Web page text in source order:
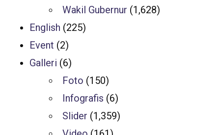
Wakil Gubernur (1,628)
English (225)
Event (2)
Galleri (6)
Foto (150)
Infografis (6)
Slider (1,359)